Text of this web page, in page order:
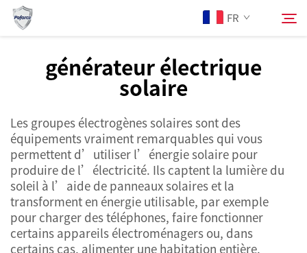
FR
À Propos de Nous
Produits
Services
Actualités
générateur électrique
solaire
Les groupes électrogènes solaires sont des
équipements vraiment remarquables qui vous
permettent d’utiliser l’énergie solaire pour
produire de l’électricité. Ils captent la lumière du
soleil à l’aide de panneaux solaires et la
transforment en énergie utilisable, par exemple
pour charger des téléphones, faire fonctionner
certains appareils électroménagers ou, dans
certains cas, alimenter une habitation entière.